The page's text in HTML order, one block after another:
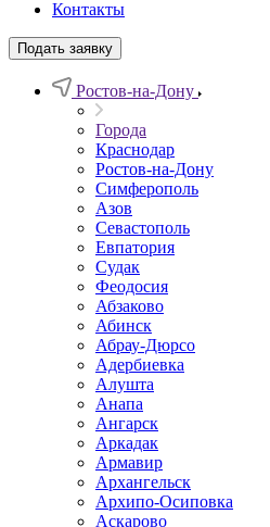
Контакты
Подать заявку
Ростов-на-Дону
Города
Краснодар
Ростов-на-Дону
Симферополь
Азов
Севастополь
Евпатория
Судак
Феодосия
Абзаково
Абинск
Абрау-Дюрсо
Адербиевка
Алушта
Анапа
Ангарск
Аркадак
Армавир
Архангельск
Архипо-Осиповка
Аскарово